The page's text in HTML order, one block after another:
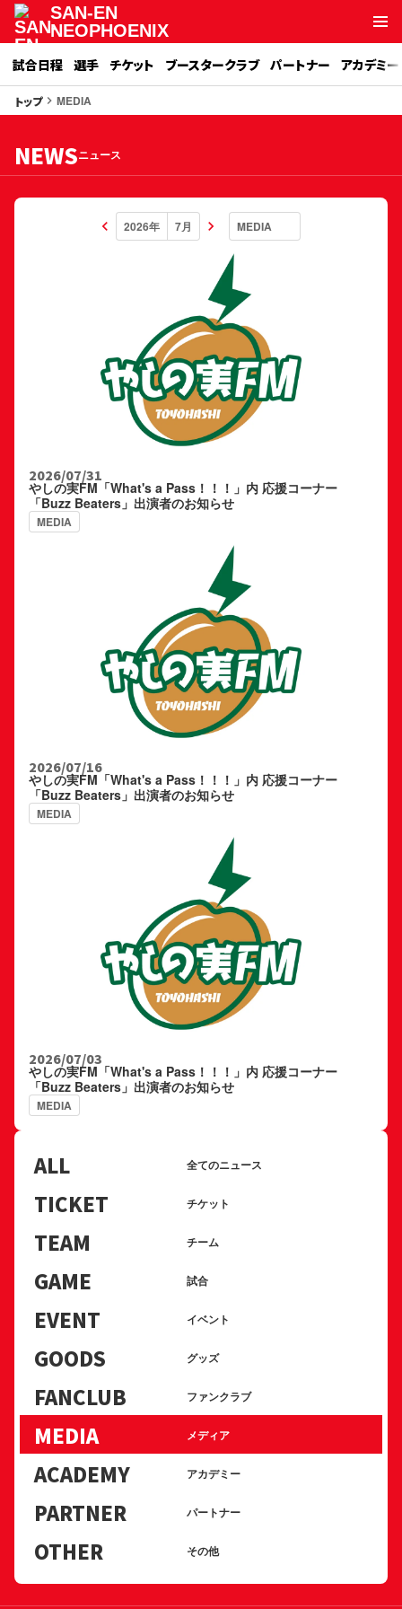
SAN-EN
NEOPHOENIX
試合日程 選手 チケット ブースタークラブ パートナー アカデミー
トップkeyboard_arrow_right MEDIA
NEWSニュース
keyboard_arrow_left keyboard_arrow_right
2026/07/31
やしの実FM「What's a Pass！！！」内 応援コーナー
「Buzz Beaters」出演者のお知らせ
MEDIA
2026/07/16
やしの実FM「What's a Pass！！！」内 応援コーナー
「Buzz Beaters」出演者のお知らせ
MEDIA
2026/07/03
やしの実FM「What's a Pass！！！」内 応援コーナー
「Buzz Beaters」出演者のお知らせ
MEDIA
ALL 全てのニュース
TICKET チケット
TEAM チーム
GAME 試合
EVENT イベント
GOODS グッズ
FANCLUB ファンクラブ
MEDIA メディア
ACADEMY アカデミー
PARTNER パートナー
OTHER その他